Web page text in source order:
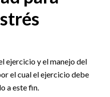
ejercicio y el manejo del
el cual el ejercicio debe
a este fin.